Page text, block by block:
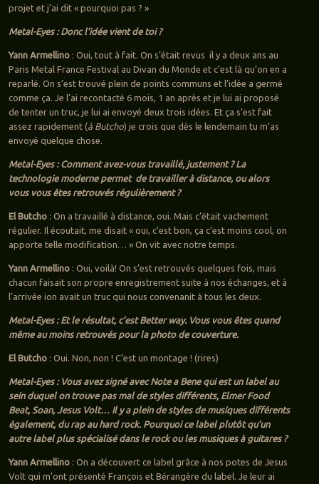
projet et j’ai dit « pourquoi pas ? »
Metal-Eyes : Donc l’idée vient de toi ?
Yann Armellino: Oui, tout à fait. On s’était revus il y a deux ans au
Paris Metal France Festival au Divan du Monde et c’est là qu’on en a
reparlé. On s’est trouvé plein de points communs et l’idée a germé
comme ça. Je l’ai recontacté 6 mois, 1 an après et je lui ai proposé
de tenter un truc, je lui ai envoyé deux trois idées. Et ça s’est fait
assez rapidement (à Butcho) je crois que dès le lendemain tu m’as
envoyé quelque chose.
Metal-Eyes : Comment avez-vous travaillé, justement ? La
technologie moderne permet de travailler à distance, ou alors
vous vous êtes retrouvés régulièrement ?
El Butcho: On a travaillé à distance, oui. Mais c’était vachement
régulier. Il écoutait, me disait « oui, c’est bon, ça c’est moins cool, on
apporte telle modification… » On vit avec notre temps.
Yann Armellino: Oui, voilà! On s’est retrouvés quelques fois, mais
chacun faisait son propre enregistrement suite à nos échanges, et à
l’arrivée ion avait un truc qui nous convenanit à tous les deux.
Metal-Eyes : Et le résultat, c’est Better way. Vous vous êtes quand
même au moins retrouvés pour la photo de couverture.
El Butcho: Oui. Non, non ! C’est un montage ! (rires)
Metal-Eyes : Vous avez signé avec Note a Bene qui est un label au
sein duquel on trouve pas mal de styles différents, Elmer Food
Beat, Soan, Jesus Volt… Il y a plein de styles de musiques différents
également, du rap au hard rock. Pourquoi ce label plutôt qu’un
autre label plus spécialisé dans le rock ou les musiques à guitares ?
Yann Armellino: On a découvert ce label grâce à nos potes de Jesus
Volt qui m’ont présenté François et Bérangère du label. Je leur ai